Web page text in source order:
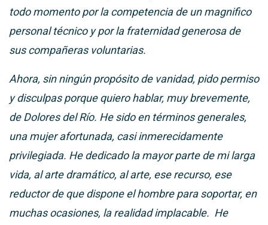
todo momento por la competencia de un magnifico
personal técnico y por la fraternidad generosa de
sus compañeras voluntarias.
Ahora, sin ningún propósito de vanidad, pido permiso
y disculpas porque quiero hablar, muy brevemente,
de Dolores del Río. He sido en términos generales,
una mujer afortunada, casi inmerecidamente
privilegiada. He dedicado la mayor parte de mi larga
vida, al arte dramático, al arte, ese recurso, ese
reductor de que dispone el hombre para soportar, en
muchas ocasiones, la realidad implacable. He